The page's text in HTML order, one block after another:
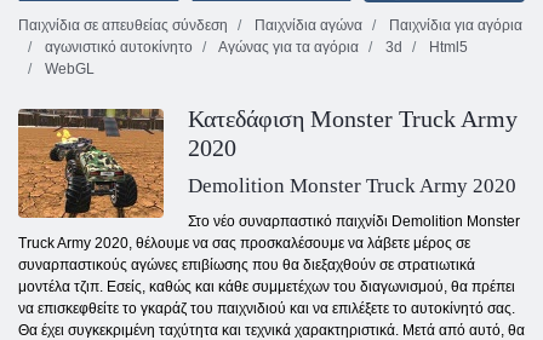
Παιχνίδια σε απευθείας σύνδεση
Παιχνίδια αγώνα
Παιχνίδια για αγόρια
αγωνιστικό αυτοκίνητο
Αγώνας για τα αγόρια 3d
Html5
WebGL
Κατεδάφιση Monster Truck Army
2020
Demolition Monster Truck Army 2020
Στο νέο συναρπαστικό παιχνίδι Demolition Monster
Truck Army 2020, θέλουμε να σας προσκαλέσουμε να λάβετε μέρος σε
συναρπαστικούς αγώνες επιβίωσης που θα διεξαχθούν σε στρατιωτικά
μοντέλα τζιπ. Εσείς, καθώς και κάθε συμμετέχων του διαγωνισμού, θα πρέπει
να επισκεφθείτε το γκαράζ του παιχνιδιού και να επιλέξετε το αυτοκίνητό σας.
Θα έχει συγκεκριμένη ταχύτητα και τεχνικά χαρακτηριστικά. Μετά από αυτό, θα